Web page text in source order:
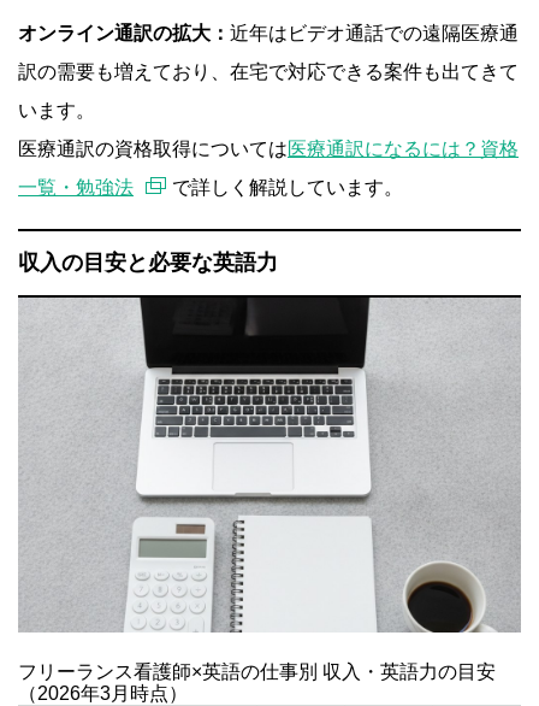
オンライン通訳の拡大： 近年はビデオ通話での遠隔医療通
訳の需要も増えており、在宅で対応できる案件も出てきて
います。
医療通訳の資格取得については医療通訳になるには？資格
一覧・勉強法
で詳しく解説しています。
収入の目安と必要な英語力
フリーランス看護師×英語の仕事別 収入・英語力の目安
（2026年3月時点）